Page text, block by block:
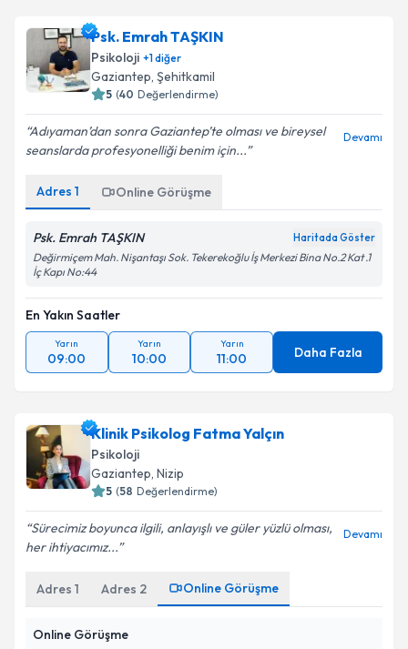
Psk. Emrah TAŞKIN
Psikoloji +1diğer
Gaziantep, Şehitkamil
5 (40 Değerlendirme)
Adıyaman’dan sonra Gaziantep’te olması ve bireysel
seanslarda profesyonelliği benim için...
Devamı
Adres 1 Online Görüşme
Psk. Emrah TAŞKIN Haritada Göster
Değirmiçem Mah. Nişantaşı Sok. Tekerekoğlu İş Merkezi Bina No.2 Kat .1
İç Kapı No:44
En Yakın Saatler
Yarın
09:00
Yarın
10:00
Yarın
11:00 Daha Fazla
Klinik Psikolog Fatma Yalçın
Psikoloji
Gaziantep, Nizip
5 (58 Değerlendirme)
Sürecimiz boyunca ilgili, anlayışlı ve güler yüzlü olması,
her ihtiyacımız...
Devamı
Adres 1 Adres 2 Online Görüşme
Online Görüşme